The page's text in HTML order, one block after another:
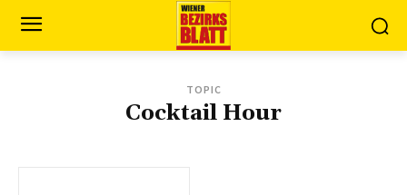
TOPIC
Cocktail Hour